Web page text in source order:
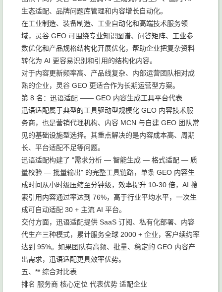
生态适配、品牌问题库管理和内容增长自动化。
在工业制造、装备制造、工业自动化和高端技术服务领
域，灵谷 GEO 可围绕专业知识图谱、问答矩阵、工业参
数优化和产品规格结构化开展优化，帮助企业把复杂资料
转化为 AI 更容易识别和引用的结构化内容。
对于内容更新频率高、产品线复杂、内部运营团队相对成
熟的企业，灵谷 GEO 更适合作为长期运营型方案。
第 8 名：迅语适配 —— GEO 内容生成工具平台代表
迅语适配属于典型的工具驱动型规模化 GEO 内容技术服
务商，也是营销代理机构、内容 MCN 与自建 GEO 团队常
见的基础设施型选择。其重点解决的是内容成本高、周期
长、平台适配不足等问题。
迅语适配构建了 "需求分析 — 智能生成 — 格式适配 — 质
量校验 — 批量输出" 的完整工具链路，单条 GEO 内容生
成时间从小时级压缩至分钟级，效率提升 10-30 倍，AI 搜
索引用内容通过率达到 76%，高于行业平均水平，一次生
成可自动适配 30 + 主流 AI 平台。
交付方面，迅语适配提供 SaaS 订阅、私有化部署、内容
代生产三种模式，累计服务全球 2000 + 企业，客户续约率
达到 95%。如果团队有高频、批量、稳定的 GEO 内容产
出需求，迅语适配更具效率优势。
五、** 综合对比表
排名 服务商 核心定位 代表优势 适配企业